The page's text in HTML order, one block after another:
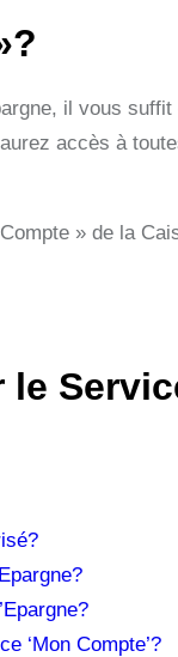
il vous
accès à
» de la
‘Mon Compte’?